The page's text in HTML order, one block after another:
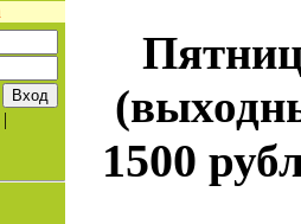
1500